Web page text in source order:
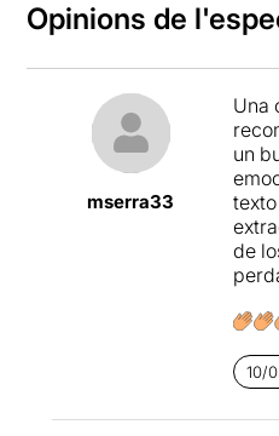
Opinions de
mserra33
Una
un
de
10/